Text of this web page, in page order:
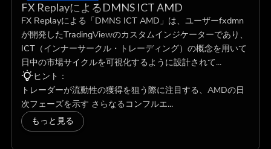
FX ReplayによるDMNS ICT AMD
FX Replayによる「DMNS ICT AMD」は、ユーザーfxdmn
が開発したTradingViewのカスタムインジケーターであり、
ICT（インナーサークル・トレーディング）の概念を用いて
日中の市場サイクルを可視化するように設計されて...
ヒント：
トレーダーが流動性の獲得を狙う際に注目する、AMDの日
次フェーズを示す さらなるコンフルエ...
もっと見る